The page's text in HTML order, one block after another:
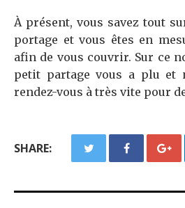
À présent, vous savez tout
portage et vous êtes en
afin de vous couvrir. Sur ce
petit partage vous a plu et
rendez-vous à très vite pour
SHARE: